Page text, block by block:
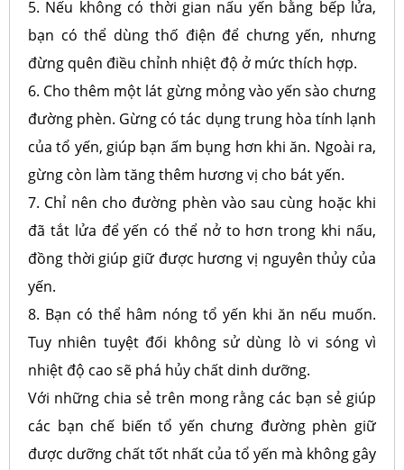
5. Nếu không có thời gian nấu yến bằng bếp lửa,
bạn có thể dùng thố điện để chưng yến, nhưng
đừng quên điều chỉnh nhiệt độ ở mức thích hợp.
6. Cho thêm một lát gừng mỏng vào yến sào chưng
đường phèn. Gừng có tác dụng trung hòa tính lạnh
của tổ yến, giúp bạn ấm bụng hơn khi ăn. Ngoài ra,
gừng còn làm tăng thêm hương vị cho bát yến.
7. Chỉ nên cho đường phèn vào sau cùng hoặc khi
đã tắt lửa để yến có thể nở to hơn trong khi nấu,
đồng thời giúp giữ được hương vị nguyên thủy của
yến.
8. Bạn có thể hâm nóng tổ yến khi ăn nếu muốn.
Tuy nhiên tuyệt đối không sử dùng lò vi sóng vì
nhiệt độ cao sẽ phá hủy chất dinh dưỡng.
Với những chia sẻ trên mong rằng các bạn sẻ giúp
các bạn chế biến tổ yến chưng đường phèn giữ
được dưỡng chất tốt nhất của tổ yến mà không gây